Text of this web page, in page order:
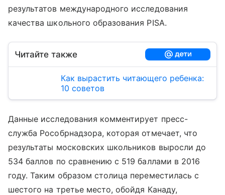
результатов международного исследования
качества школьного образования PISA.
Читайте также
Как вырастить читающего ребенка:
10 советов
Данные исследования комментирует пресс-
служба Рособрнадзора, которая отмечает, что
результаты московских школьников выросли до
534 баллов по сравнению с 519 баллами в 2016
году. Таким образом столица переместилась с
шестого на третье место, обойдя Канаду,